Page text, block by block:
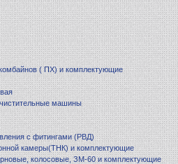
( ПХ) и комплектующие
машины
с фитингами (РВД)
камеры(ТНК) и комплектующие
колосовые, ЗМ-60 и комплектующие